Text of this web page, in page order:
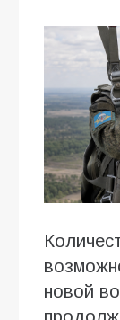
новой